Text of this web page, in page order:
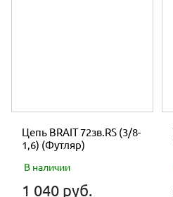
Цепь BRAIT 72зв.RS (3/8-
1,6) (Футляр)
В наличии
1 040 руб.